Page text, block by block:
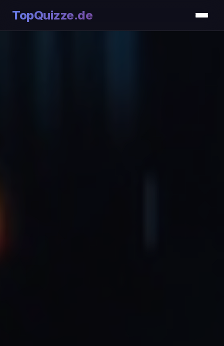
TopQuizze.de